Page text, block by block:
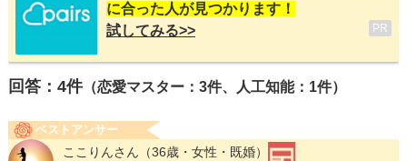
に合った人が見つかります！
試してみる>>
PR
回答： 4件（恋愛マスター：3件、人工知能：1件）
ベストアンサー
ここりんさん （36歳・女性・既婚）